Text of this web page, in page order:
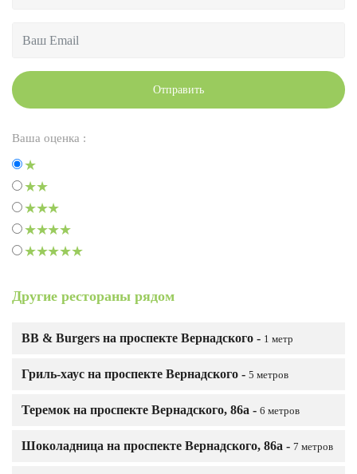
Отправить
Ваша оценка :
Другие рестораны рядом
BB & Burgers на проспекте Вернадского - 1 метр
Гриль-хаус на проспекте Вернадского - 5 метров
Теремок на проспекте Вернадского, 86а - 6 метров
Шоколадница на проспекте Вернадского, 86а - 7 метров